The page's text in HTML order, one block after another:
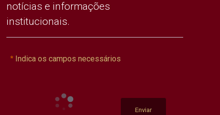
notícias e informações
institucionais.
Indica os campos necessários
Enviar